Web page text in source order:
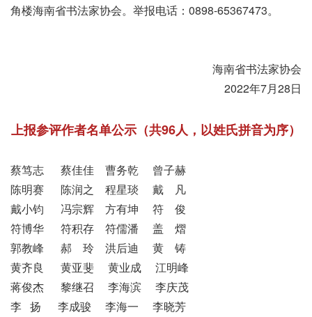
角楼海南省书法家协会。举报电话：0898-65367473。
海南省书法家协会
2022年7月28日
上报参评作者名单公示（共96人，以姓氏拼音为序）
蔡笃志 蔡佳佳 曹务乾 曾子赫
陈明赛 陈润之 程星琰 戴 凡
戴小钧 冯宗辉 方有坤 符 俊
符博华 符积存 符儒潘 盖 熠
郭教峰 郝 玲 洪后迪 黄 铸
黄齐良 黄亚斐 黄业成 江明峰
蒋俊杰 黎继召 李海滨 李庆茂
李 扬 李成骏 李海一 李晓芳